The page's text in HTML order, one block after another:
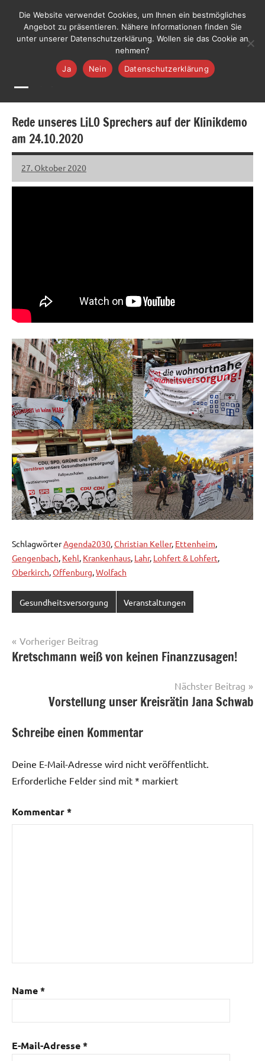
springen
LiLO
Liste
Lebenswerte
Ortenau
Jetzt mitmachen
Rede unseres LiLO Sprechers auf der Klinikdemo
am 24.10.2020
27. Oktober 2020
LiLO
Keine
Kommentare
SchlagwörterAgenda2030,Christian Keller, Ettenheim,
Gengenbach, Kehl, Krankenhaus, Lahr, Lohfert & Lohfert,
Oberkirch,Offenburg,Wolfach
Gesundheitsversorgung Veranstaltungen
Beitragsnavigation
Vorheriger Beitrag
Kretschmann weiß von keinen Finanzzusagen!
Nächster Beitrag
Vorstellung unser Kreisrätin Jana Schwab
Schreibe einen Kommentar
Deine E-Mail-Adresse wird nicht veröffentlicht.
Erforderliche Felder sind mit * markiert
Kommentar*
Name*
E-Mail-Adresse*
Die Website verwendet Cookies, um Ihnen ein bestmögliches
Angebot zu präsentieren. Nähere Informationen finden Sie
unter unserer Datenschutzerklärung. Wollen sie das Cookie an
nehmen?
Ja
Nein Datenschutzerklärung